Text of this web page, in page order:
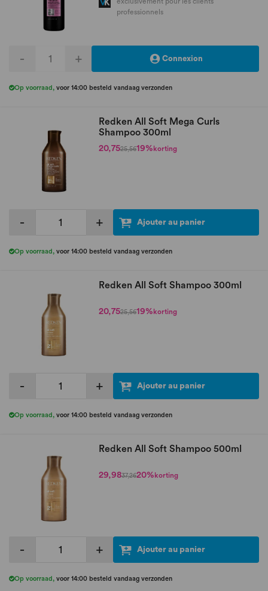
professionnels
- + Connexion
Op voorraad , voor 14:00 besteld vandaag verzonden
Redken All Soft Mega Curls
Shampoo 300ml
20,7525,5619% korting
- + Ajouter au panier
Op voorraad , voor 14:00 besteld vandaag verzonden
Redken All Soft Shampoo 300ml
20,7525,5619% korting
- + Ajouter au panier
Op voorraad , voor 14:00 besteld vandaag verzonden
Redken All Soft Shampoo 500ml
29,9837,2620% korting
- + Ajouter au panier
Op voorraad , voor 14:00 besteld vandaag verzonden